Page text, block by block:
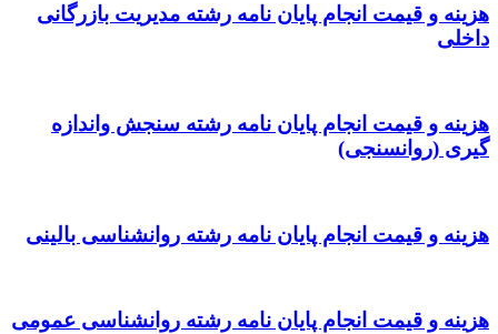
هزینه و قیمت انجام پایان نامه رشته مدیریت بازرگانی
داخلی
هزینه و قیمت انجام پایان نامه رشته سنجش واندازه
گیری (روانسنجی)
هزینه و قیمت انجام پایان نامه رشته روانشناسی بالینی
هزینه و قیمت انجام پایان نامه رشته روانشناسی عمومی